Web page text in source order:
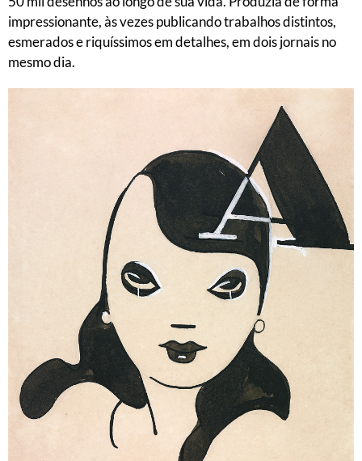
impressionante, às vezes publicando trabalhos distintos,
esmerados e riquíssimos em detalhes, em dois jornais no
mesmo dia.